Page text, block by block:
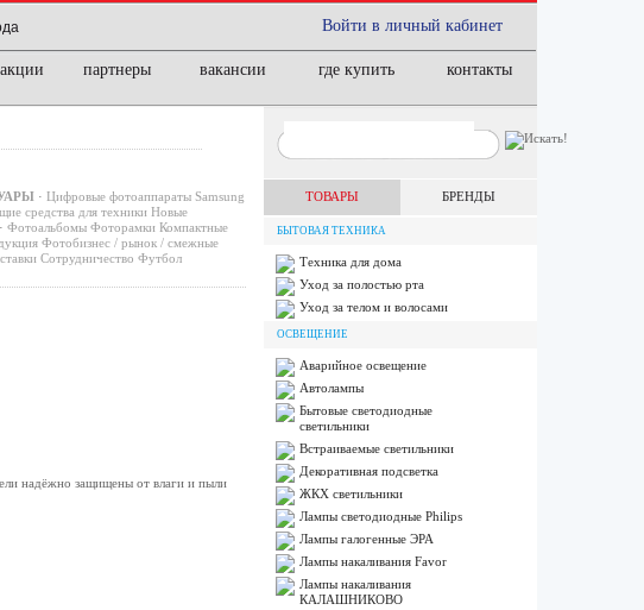
Войти в личный кабинет
акции партнеры вакансии где купить контакты
· Цифровые фотоаппараты Samsung
средства для техники Новые
· Фотоальбомы Фоторамки Компактные
Фотобизнес / рынок / смежные
Сотрудничество Футбол
надёжно защищены от влаги и пыли
ТОВАРЫ БРЕНДЫ
БЫТОВАЯ ТЕХНИКА
Техника для дома
Уход за полостью рта
Уход за телом и волосами
ОСВЕЩЕНИЕ
Аварийное освещение
Автолампы
Бытовые светодиодные
светильники
Встраиваемые светильники
Декоративная подсветка
ЖКХ светильники
Лампы cветодиодные Philips
Лампы галогенные ЭРА
Лампы накаливания Favor
Лампы накаливания
КАЛАШНИКОВО